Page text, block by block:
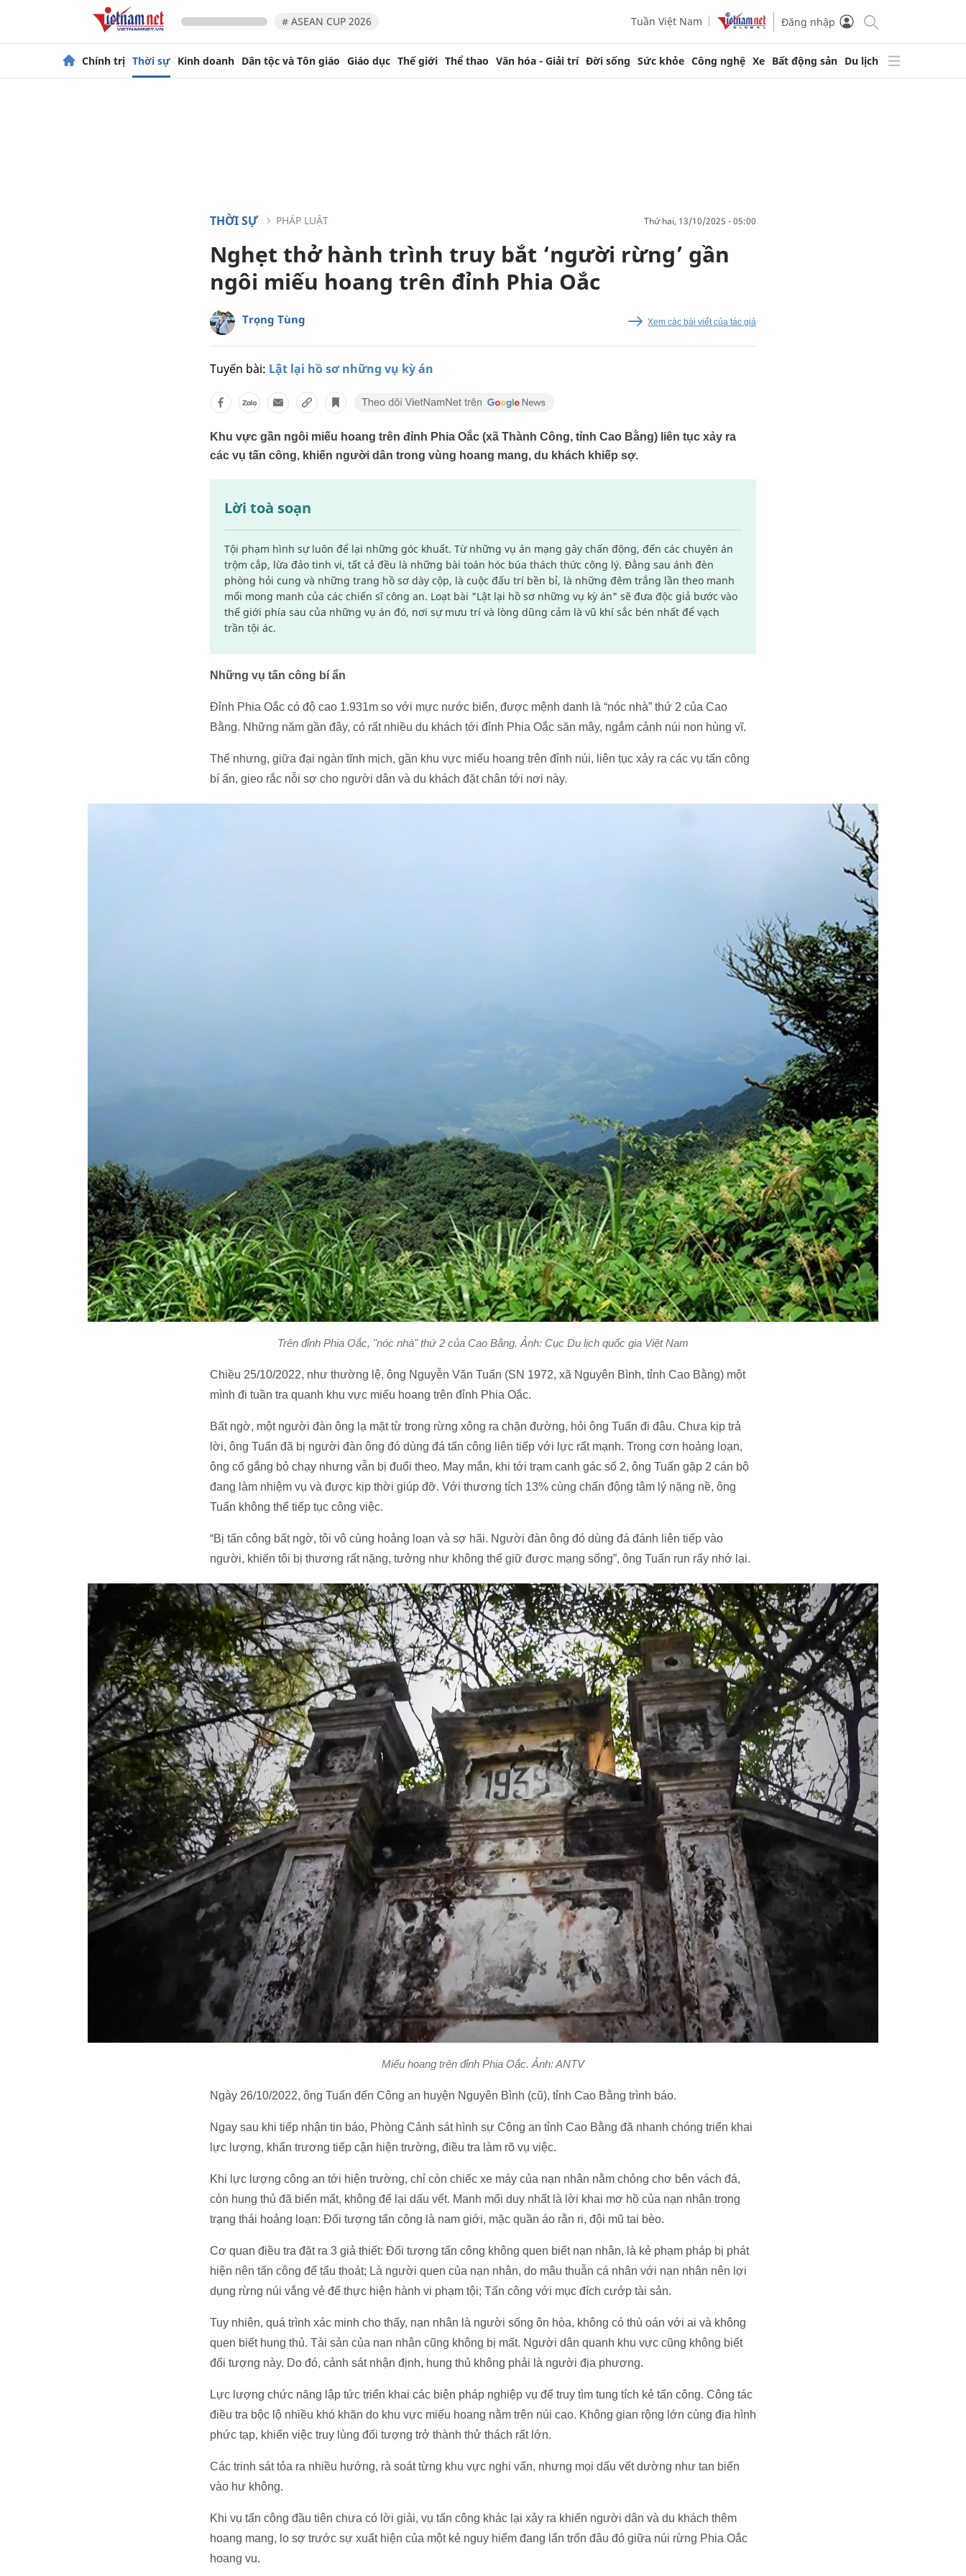
# ASEAN CUP 2026 Tuần Việt Nam Đăng nhập
Chính trị Thời sự Kinh doanh Dân tộc và Tôn giáo Giáo dục Thế giới Thể thao Văn hóa - Giải trí Đời sống Sức khỏe Công nghệ Xe Bất động sản Du lịch
THỜI SỰ PHÁP LUẬT thứ hai, 13/10/2025 - 05:00
Nghẹt thở hành trình truy bắt ‘người rừng’ gần
ngôi miếu hoang trên đỉnh Phia Oắc
Trọng Tùng Xem các bài viết của tác giả
Tuyến bài: Lật lại hồ sơ những vụ kỳ án
Khu vực gần ngôi miếu hoang trên đỉnh Phia Oắc (xã Thành Công, tỉnh Cao Bằng) liên tục xảy ra
các vụ tấn công, khiến người dân trong vùng hoang mang, du khách khiếp sợ.
Lời toà soạn
Tội phạm hình sự luôn để lại những góc khuất. Từ những vụ án mạng gây chấn động, đến các chuyên án
trộm cắp, lừa đảo tinh vi, tất cả đều là những bài toán hóc búa thách thức công lý. Đằng sau ánh đèn
phòng hỏi cung và những trang hồ sơ dày cộp, là cuộc đấu trí bền bỉ, là những đêm trắng lần theo manh
mối mong manh của các chiến sĩ công an. Loạt bài "Lật lại hồ sơ những vụ kỳ án" sẽ đưa độc giả bước vào
thế giới phía sau của những vụ án đó, nơi sự mưu trí và lòng dũng cảm là vũ khí sắc bén nhất để vạch
trần tội ác.
Những vụ tấn công bí ẩn
Đỉnh Phia Oắc có độ cao 1.931m so với mực nước biển, được mệnh danh là “nóc nhà” thứ 2 của Cao
Bằng. Những năm gần đây, có rất nhiều du khách tới đỉnh Phia Oắc săn mây, ngắm cảnh núi non hùng vĩ.
Thế nhưng, giữa đại ngàn tĩnh mịch, gần khu vực miếu hoang trên đỉnh núi, liên tục xảy ra các vụ tấn công
bí ẩn, gieo rắc nỗi sợ cho người dân và du khách đặt chân tới nơi này.
Trên đỉnh Phia Oắc, "nóc nhà" thứ 2 của Cao Bằng. Ảnh: Cục Du lịch quốc gia Việt Nam
Chiều 25/10/2022, như thường lệ, ông Nguyễn Văn Tuấn (SN 1972, xã Nguyên Bình, tỉnh Cao Bằng) một
mình đi tuần tra quanh khu vực miếu hoang trên đỉnh Phia Oắc.
Bất ngờ, một người đàn ông lạ mặt từ trong rừng xông ra chặn đường, hỏi ông Tuấn đi đâu. Chưa kịp trả
lời, ông Tuấn đã bị người đàn ông đó dùng đá tấn công liên tiếp với lực rất mạnh. Trong cơn hoảng loạn,
ông cố gắng bỏ chạy nhưng vẫn bị đuổi theo. May mắn, khi tới trạm canh gác số 2, ông Tuấn gặp 2 cán bộ
đang làm nhiệm vụ và được kịp thời giúp đỡ. Với thương tích 13% cùng chấn động tâm lý nặng nề, ông
Tuấn không thể tiếp tục công việc.
“Bị tấn công bất ngờ, tôi vô cùng hoảng loạn và sợ hãi. Người đàn ông đó dùng đá đánh liên tiếp vào
người, khiến tôi bị thương rất nặng, tưởng như không thể giữ được mạng sống”, ông Tuấn run rẩy nhớ lại.
Miếu hoang trên đỉnh Phia Oắc. Ảnh: ANTV
Ngày 26/10/2022, ông Tuấn đến Công an huyện Nguyên Bình (cũ), tỉnh Cao Bằng trình báo.
Ngay sau khi tiếp nhận tin báo, Phòng Cảnh sát hình sự Công an tỉnh Cao Bằng đã nhanh chóng triển khai
lực lượng, khẩn trương tiếp cận hiện trường, điều tra làm rõ vụ việc.
Khi lực lượng công an tới hiện trường, chỉ còn chiếc xe máy của nạn nhân nằm chỏng chơ bên vách đá,
còn hung thủ đã biến mất, không để lại dấu vết. Manh mối duy nhất là lời khai mơ hồ của nạn nhân trong
trạng thái hoảng loạn: Đối tượng tấn công là nam giới, mặc quần áo rằn ri, đội mũ tai bèo.
Cơ quan điều tra đặt ra 3 giả thiết: Đối tượng tấn công không quen biết nạn nhân, là kẻ phạm pháp bị phát
hiện nên tấn công để tẩu thoát; Là người quen của nạn nhân, do mâu thuẫn cá nhân với nạn nhân nên lợi
dụng rừng núi vắng vẻ để thực hiện hành vi phạm tội; Tấn công với mục đích cướp tài sản.
Tuy nhiên, quá trình xác minh cho thấy, nạn nhân là người sống ôn hòa, không có thù oán với ai và không
quen biết hung thủ. Tài sản của nạn nhân cũng không bị mất. Người dân quanh khu vực cũng không biết
đối tượng này. Do đó, cảnh sát nhận định, hung thủ không phải là người địa phương.
Lực lượng chức năng lập tức triển khai các biện pháp nghiệp vụ để truy tìm tung tích kẻ tấn công. Công tác
điều tra bộc lộ nhiều khó khăn do khu vực miếu hoang nằm trên núi cao. Không gian rộng lớn cùng địa hình
phức tạp, khiến việc truy lùng đối tượng trở thành thử thách rất lớn.
Các trinh sát tỏa ra nhiều hướng, rà soát từng khu vực nghi vấn, nhưng mọi dấu vết dường như tan biến
vào hư không.
Khi vụ tấn công đầu tiên chưa có lời giải, vụ tấn công khác lại xảy ra khiến người dân và du khách thêm
hoang mang, lo sợ trước sự xuất hiện của một kẻ nguy hiểm đang lẩn trốn đâu đó giữa núi rừng Phia Oắc
hoang vu.